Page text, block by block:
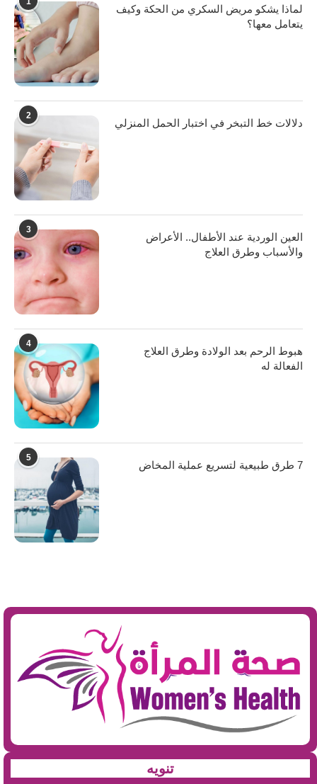
لماذا يشكو مريض السكري من الحكة وكيف
يتعامل معها؟
2
دلالات خط التبخر في اختبار الحمل المنزلي
3
العين الوردية عند الأطفال.. الأعراض
والأسباب وطرق العلاج
4
هبوط الرحم بعد الولادة وطرق العلاج
الفعالة له
5
7 طرق طبيعية لتسريع عملية المخاض
تنويه